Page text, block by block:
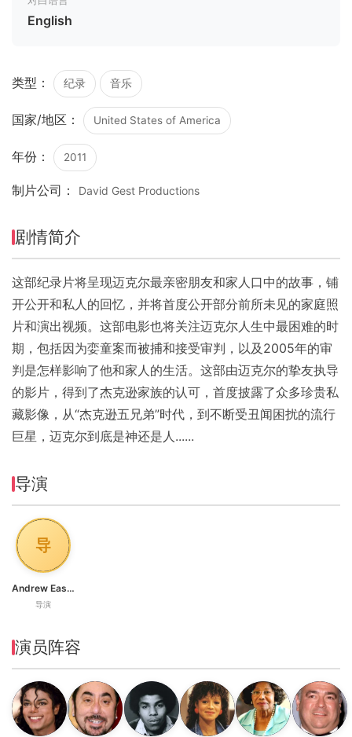
English
类型： 纪录 音乐
国家/地区： United States of America
年份： 2011
制片公司： David Gest Productions
剧情简介
这部纪录片将呈现迈克尔最亲密朋友和家人口中的故事，铺
开公开和私人的回忆，并将首度公开部分前所未见的家庭照
片和演出视频。这部电影也将关注迈克尔人生中最困难的时
期，包括因为娈童案而被捕和接受审判，以及2005年的审
判是怎样影响了他和家人的生活。这部由迈克尔的挚友执导
的影片，得到了杰克逊家族的认可，首度披露了众多珍贵私
藏影像，从“杰克逊五兄弟”时代，到不断受丑闻困扰的流行
巨星，迈克尔到底是神还是人......
导演
导
Andrew Eastel
导演
演员阵容